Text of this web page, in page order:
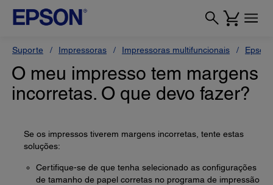
Suporte Impressoras Impressoras multifuncionais Epson
O meu impresso tem margens
incorretas. O que devo fazer?
Se os impressos tiverem margens incorretas, tente estas
soluções:
Certifique-se de que tenha selecionado as configurações
de tamanho de papel corretas no programa de impressão